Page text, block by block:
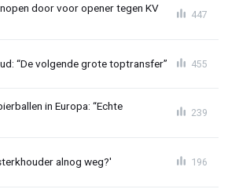
door voor opener tegen KV
447
“De volgende grote toptransfer” 455
in Europa: “Echte
239
alnog weg?' 196